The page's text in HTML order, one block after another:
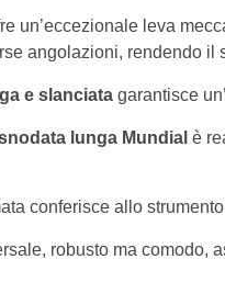
un’eccezionale leva
angolazioni, rendendo il
e slanciatagarantisce
lunga Mundial è
conferisce allo
robusto ma